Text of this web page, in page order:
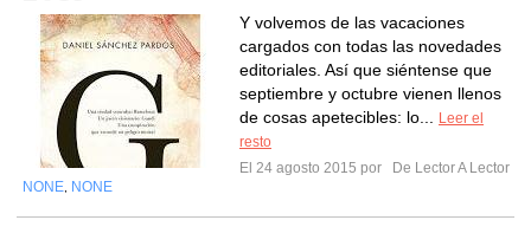
Y volvemos de las vacaciones
cargados con todas las novedades
editoriales. Así que siéntense que
septiembre y octubre vienen llenos
de cosas apetecibles: lo...
Leer el
resto
El 24 agosto 2015 por
De Lector A Lector
NONE NONE